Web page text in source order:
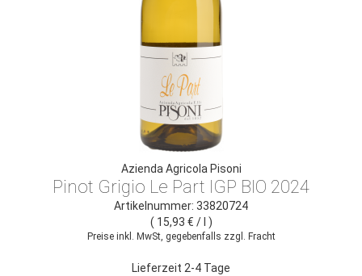
Azienda Agricola Pisoni
Pinot Grigio Le Part IGP BIO 2024
Artikelnummer: 33820724
( 15,93 € / l )
Preise inkl. MwSt, gegebenfalls zzgl. Fracht
Lieferzeit 2-4 Tage